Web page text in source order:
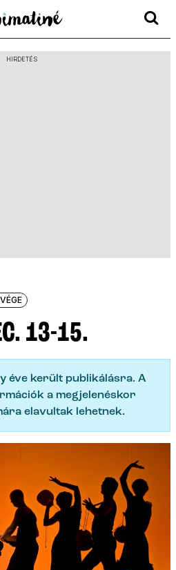
HIRDETÉS
13-15.
éve került publikálásra. A
a megjelenéskor
elavultak lehetnek.